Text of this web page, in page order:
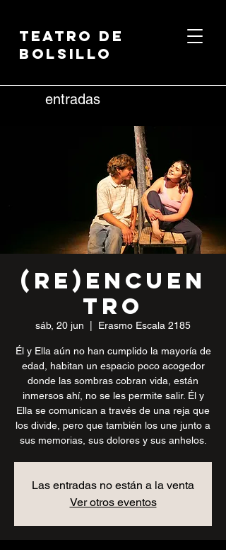
entradas
Teatro de
Bolsillo
(Re)encuen
tro
sáb, 20 jun Erasmo Escala 2185
Él y Ella aún no han cumplido la mayoría de
edad, habitan un espacio poco acogedor
donde las sombras cobran vida, están
inmersos ahí, no se les permite salir. Él y
Ella se comunican a través de una reja que
los divide, pero que también los une junto a
sus memorias, sus dolores y sus anhelos.
Las entradas no están a la venta
Ver otros eventos